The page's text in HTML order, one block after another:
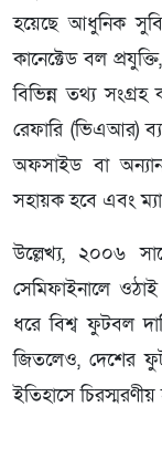
হয়েছে আধুনিক
কানেক্টেড বল
বিভিন্ন তথ্য
রেফারি (ভিএআর)
অফসাইড বা
সহায়ক হবে এবং
উল্লেখ্য, ২০০৬
সেমিফাইনালে
ধরে বিশ্ব ফুটবল
জিতলেও, দেশের
ইতিহাসে